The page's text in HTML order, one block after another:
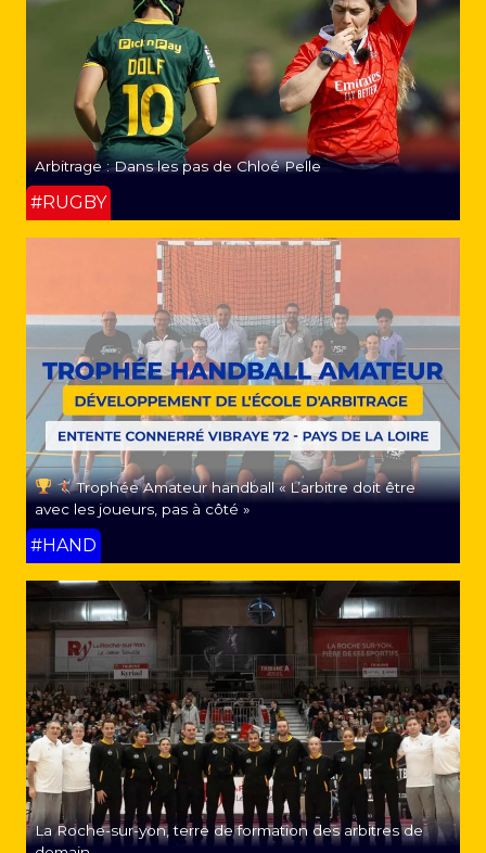
Arbitrage : Dans les pas de Chloé Pelle
#RUGBY
Trophée Amateur handball « L’arbitre doit être
avec les joueurs, pas à côté »
#HAND
La Roche-sur-yon, terre de formation des arbitres de